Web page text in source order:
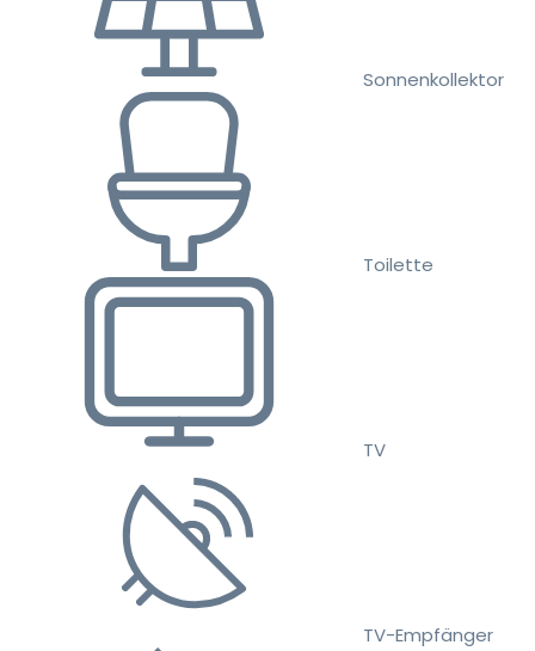
Sonnenkollektor
Toilette
TV
TV-Empfänger